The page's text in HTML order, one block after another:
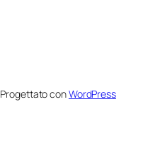
Progettato conWordPress